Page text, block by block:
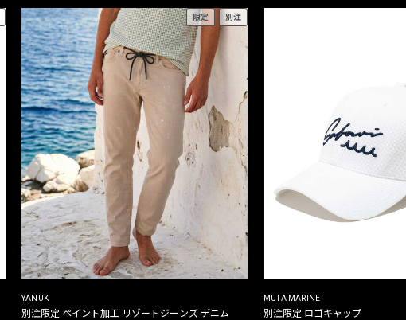
限定 別注
YANUK
別注限定 ペイント加工 リゾートジーンズ デニム
MUTA MARINE
別注限定 ロゴキャップ